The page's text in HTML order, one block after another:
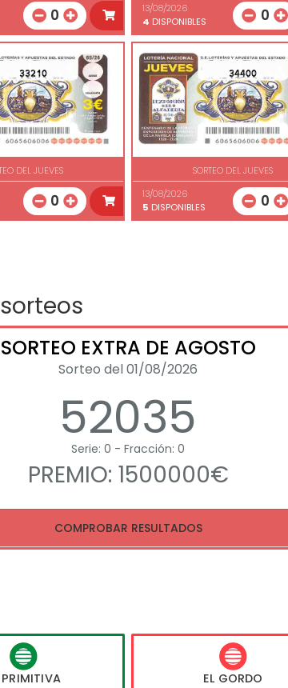
0
13/08/2026
4 DISPONIBLES 0
33210
DEL JUEVES
0
34400
SORTEO DEL JUEVES
13/08/2026
5 DISPONIBLES 0
SORTEO EXTRA DE AGOSTO
Sorteo del 01/08/2026
52035
Serie: 0 - Fracción: 0
PREMIO: 1500000€
COMPROBAR RESULTADOS
PRIMITIVA
EL GORDO